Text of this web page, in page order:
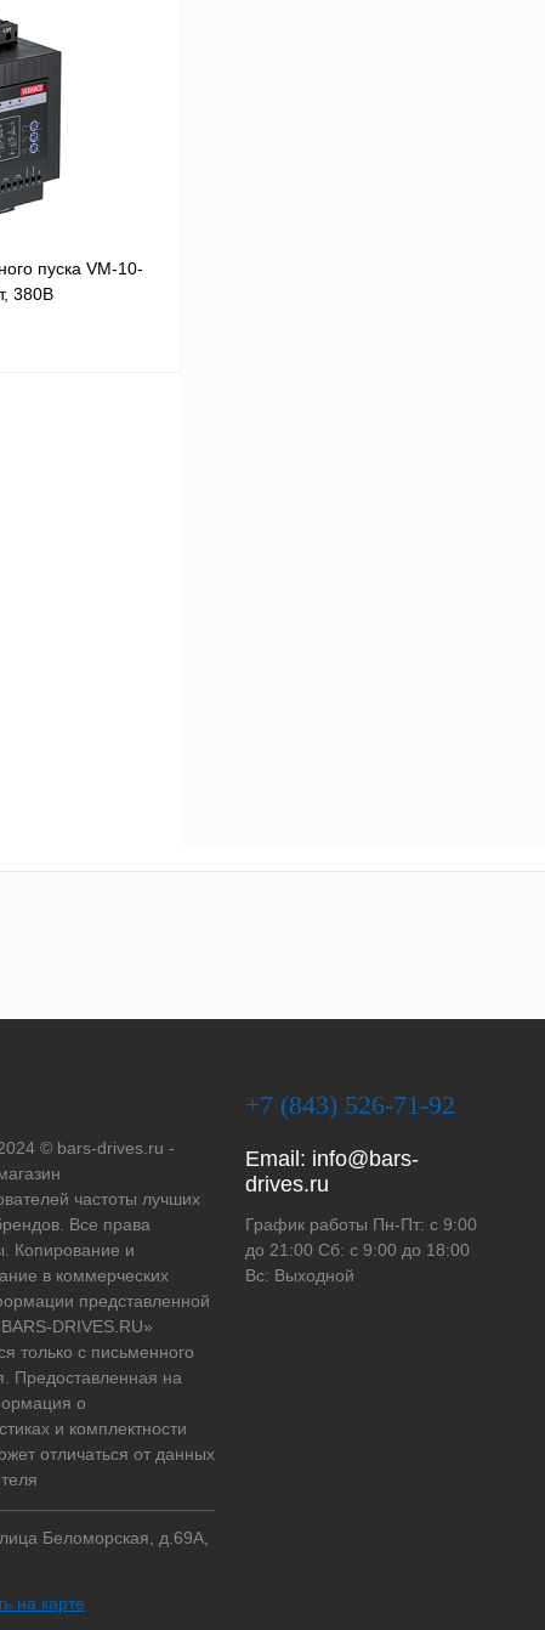
заказ
пуска VM-10-
380В
© bars-drives.ru -
частоты лучших
Все права
Копирование и
в коммерческих
представленной
DRIVES.RU»
только с письменного
Предоставленная на
о
и комплектности
отличаться от данных
Беломорская, д.69А,
на карте
+7 (843) 526-71-92
Email: info@bars-
drives.ru
График работы Пн-Пт: с 9:00
до 21:00 Сб: с 9:00 до 18:00
Вс: Выходной